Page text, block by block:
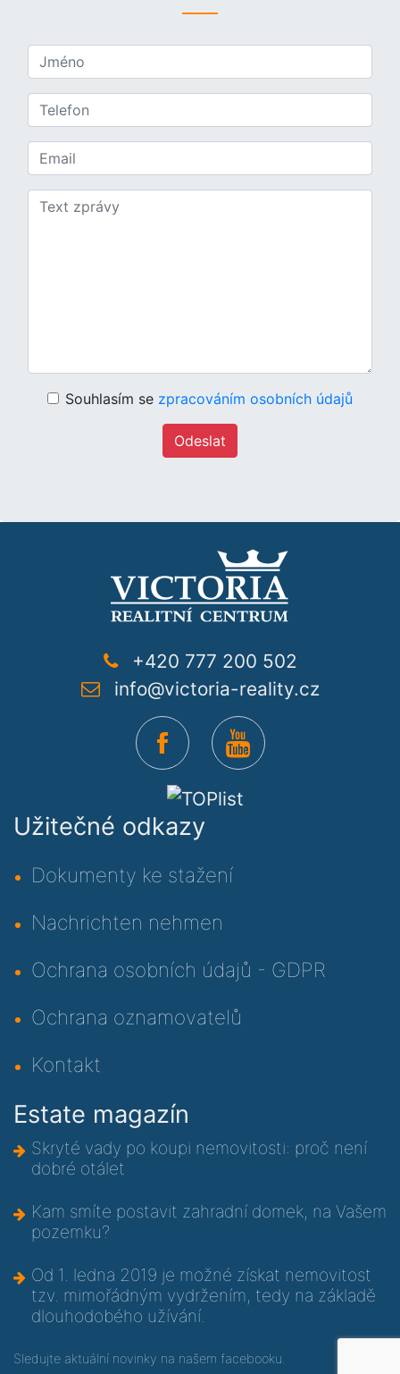
Souhlasím se zpracováním osobních údajů
Odeslat
+420 777 200 502
info@victoria-reality.cz
Užitečné odkazy
Dokumenty ke stažení
Nachrichten nehmen
Ochrana osobních údajů - GDPR
Ochrana oznamovatelů
Kontakt
Estate magazín
Skryté vady po koupi nemovitosti: proč není
dobré otálet
Kam smíte postavit zahradní domek, na Vašem
pozemku?
Od 1. ledna 2019 je možné získat nemovitost
tzv. mimořádným vydržením, tedy na základě
dlouhodobého užívání.
Sledujte aktuální novinky na našem facebooku